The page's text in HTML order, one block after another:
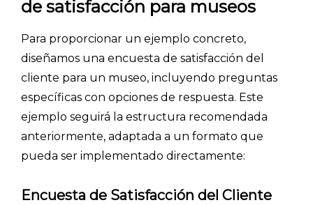
- Consejos para tu encuesta
- Encuesta.com
- Encuestas de NPS
- Encuestas de recursos humanos
- Encuestas de satisfacción de cliente
- Inteligencia artificial
- Investigación de mercados
de satisfacción para museos
Para proporcionar un ejemplo concreto,
diseñamos una encuesta de satisfacción del
cliente para un museo, incluyendo preguntas
específicas con opciones de respuesta. Este
ejemplo seguirá la estructura recomendada
anteriormente, adaptada a un formato que
pueda ser implementado directamente:
Encuesta de Satisfacción del Cliente